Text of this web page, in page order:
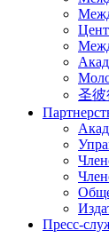
圣彼
Пресс-